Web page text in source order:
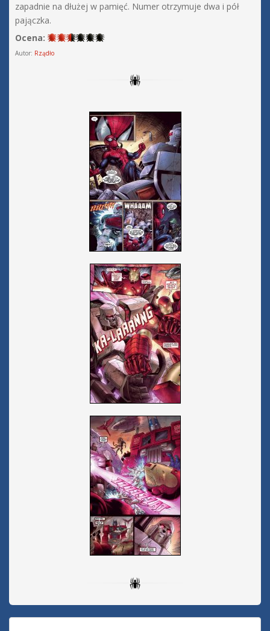
zapadnie na dłużej w pamięć. Numer otrzymuje dwa i pół
pajączka.
Ocena:
Autor: Rządło